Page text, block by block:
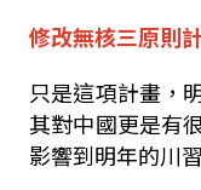
修改無核三原則
只是這項計畫，
其對中國更是有
影響到明年的川